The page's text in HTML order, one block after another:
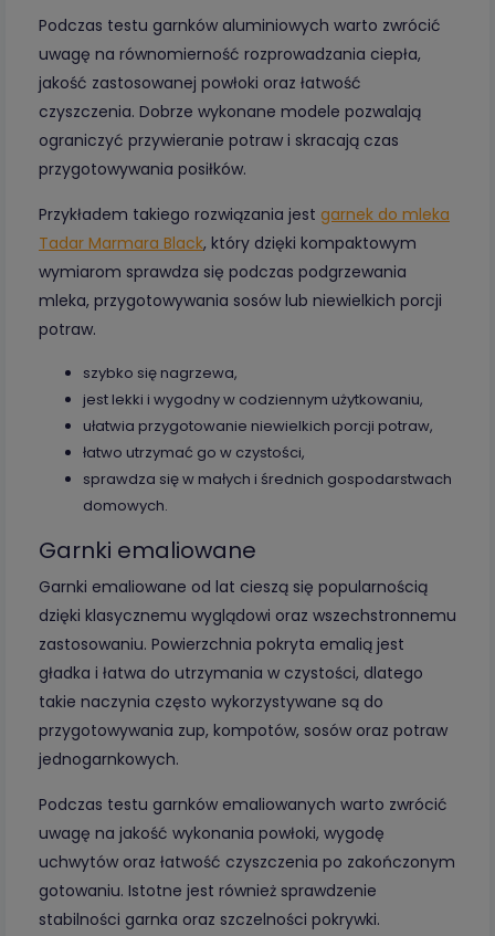
Podczas testu garnków aluminiowych warto zwrócić
uwagę na równomierność rozprowadzania ciepła,
jakość zastosowanej powłoki oraz łatwość
czyszczenia. Dobrze wykonane modele pozwalają
ograniczyć przywieranie potraw i skracają czas
przygotowywania posiłków.
Przykładem takiego rozwiązania jest garnek do mleka
Tadar Marmara Black, który dzięki kompaktowym
wymiarom sprawdza się podczas podgrzewania
mleka, przygotowywania sosów lub niewielkich porcji
potraw.
szybko się nagrzewa,
jest lekki i wygodny w codziennym użytkowaniu,
ułatwia przygotowanie niewielkich porcji potraw,
łatwo utrzymać go w czystości,
sprawdza się w małych i średnich gospodarstwach
domowych.
Garnki emaliowane
Garnki emaliowane od lat cieszą się popularnością
dzięki klasycznemu wyglądowi oraz wszechstronnemu
zastosowaniu. Powierzchnia pokryta emalią jest
gładka i łatwa do utrzymania w czystości, dlatego
takie naczynia często wykorzystywane są do
przygotowywania zup, kompotów, sosów oraz potraw
jednogarnkowych.
Podczas testu garnków emaliowanych warto zwrócić
uwagę na jakość wykonania powłoki, wygodę
uchwytów oraz łatwość czyszczenia po zakończonym
gotowaniu. Istotne jest również sprawdzenie
stabilności garnka oraz szczelności pokrywki.